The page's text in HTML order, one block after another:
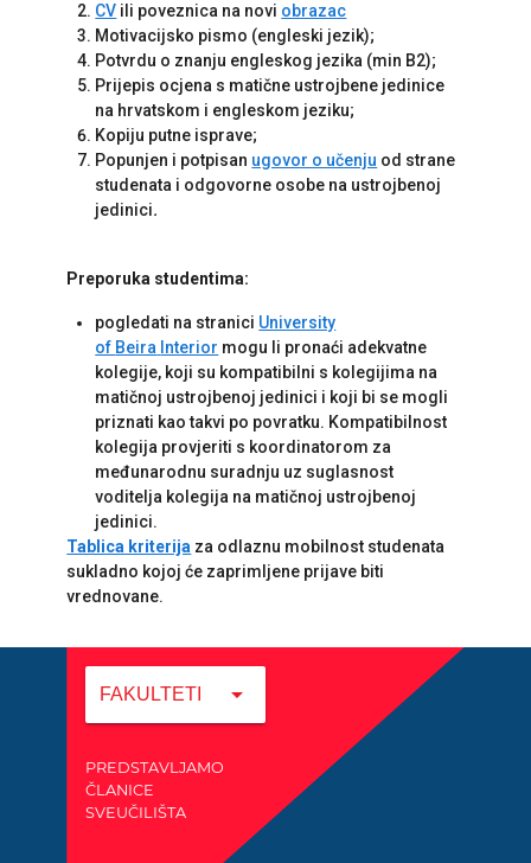
CV ili poveznica na novi obrazac
Motivacijsko pismo (engleski jezik);
Potvrdu o znanju engleskog jezika (min B2);
Prijepis ocjena s matične ustrojbene jedinice
na hrvatskom i engleskom jeziku;
Kopiju putne isprave;
Popunjen i potpisan ugovor o učenju od strane
studenata i odgovorne osobe na ustrojbenoj
jedinici.
Preporuka studentima:
pogledati na stranici University
of Beira Interior mogu li pronaći adekvatne
kolegije, koji su kompatibilni s kolegijima na
matičnoj ustrojbenoj jedinici i koji bi se mogli
priznati kao takvi po povratku. Kompatibilnost
kolegija provjeriti s koordinatorom za
međunarodnu suradnju uz suglasnost
voditelja kolegija na matičnoj ustrojbenoj
jedinici.
Tablica kriterija za odlaznu mobilnost studenata
sukladno kojoj će zaprimljene prijave biti
vrednovane.
FAKULTETI arrow_drop_down
PREDSTAVLJAMO
ČLANICE
SVEUČILIŠTA